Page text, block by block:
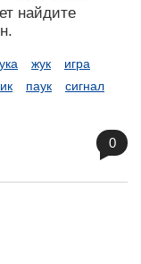
найдите
жук
игра
паук сигнал
0